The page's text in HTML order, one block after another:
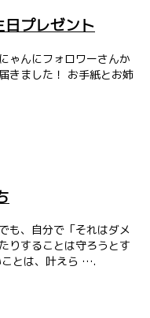
日プレゼント
んにフォロワーさんか
きました！ お手紙とお姉
も、自分で「それはダメ
りすることは守ろうとす
ことは、叶えら ….